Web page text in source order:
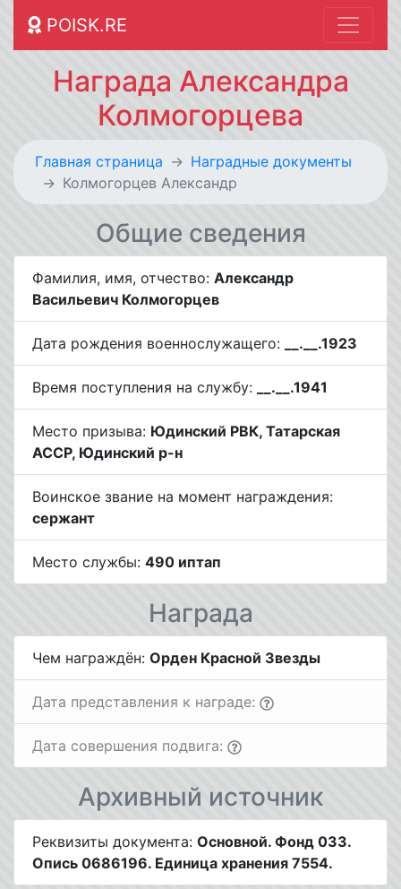
POISK.RE
Награда Александра
Колмогорцева
Главная страница
Наградные документы
Колмогорцев Александр
Общие сведения
Фамилия, имя, отчество: Александр
Васильевич Колмогорцев
Дата рождения военнослужащего: __.__.1923
Время поступления на службу: __.__.1941
Место призыва: Юдинский РВК, Татарская
АССР, Юдинский р-н
Воинское звание на момент награждения:
сержант
Место службы: 490 иптап
Награда
Чем награждён: Орден Красной Звезды
Дата представления к награде:
Дата совершения подвига:
Архивный источник
Реквизиты документа: Основной. Фонд 033.
Опись 0686196. Единица хранения 7554.